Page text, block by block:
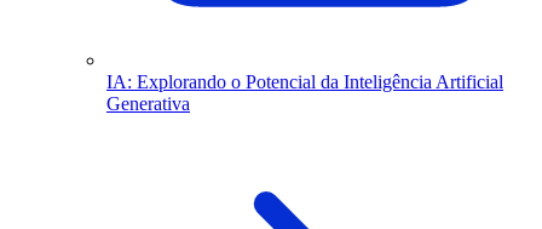
IA: Explorando o Potencial da Inteligência Artificial
Generativa